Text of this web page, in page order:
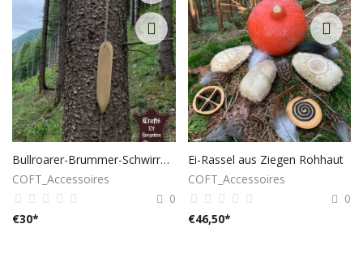
Bullroarer-Brummer-Schwirrgerät
COFT_Accessoires
0
€30*
Ei-Rassel aus Ziegen Rohhaut
COFT_Accessoires
0
€46,50*